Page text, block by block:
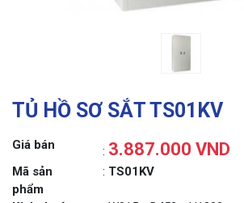
TỦ HỒ SƠ SẮT TS01KV
Giá bán : 3.887.000 VND
Mã sản
phẩm
: TS01KV